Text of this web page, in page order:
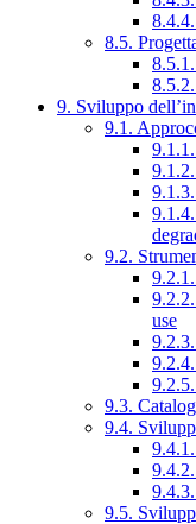
8.5.
9. Sviluppo
9.1.
9.2.
use
9.3.
9.4.
9.5.